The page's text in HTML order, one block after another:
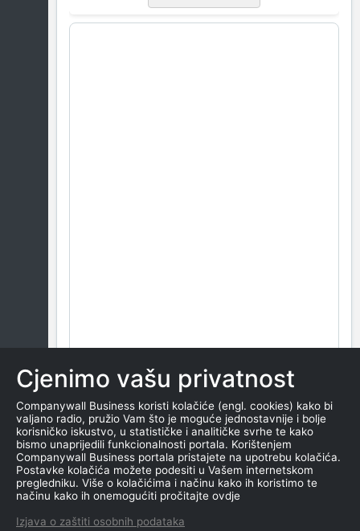
Cjenimo vašu privatnost
Companywall Business koristi kolačiće (engl. cookies) kako bi
valjano radio, pružio Vam što je moguće jednostavnije i bolje
korisničko iskustvo, u statističke i analitičke svrhe te kako
bismo unaprijedili funkcionalnosti portala. Korištenjem
Companywall Business portala pristajete na upotrebu kolačića.
Postavke kolačića možete podesiti u Vašem internetskom
pregledniku. Više o kolačićima i načinu kako ih koristimo te
načinu kako ih onemogućiti pročitajte ovdje
Izjava o zaštiti osobnih podataka